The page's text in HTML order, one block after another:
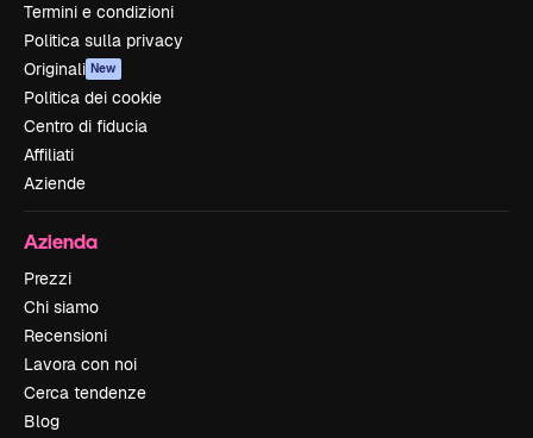
Termini e condizioni
Politica sulla privacy
Originali New
Politica dei cookie
Centro di fiducia
Affiliati
Aziende
Azienda
Prezzi
Chi siamo
Recensioni
Lavora con noi
Cerca tendenze
Blog